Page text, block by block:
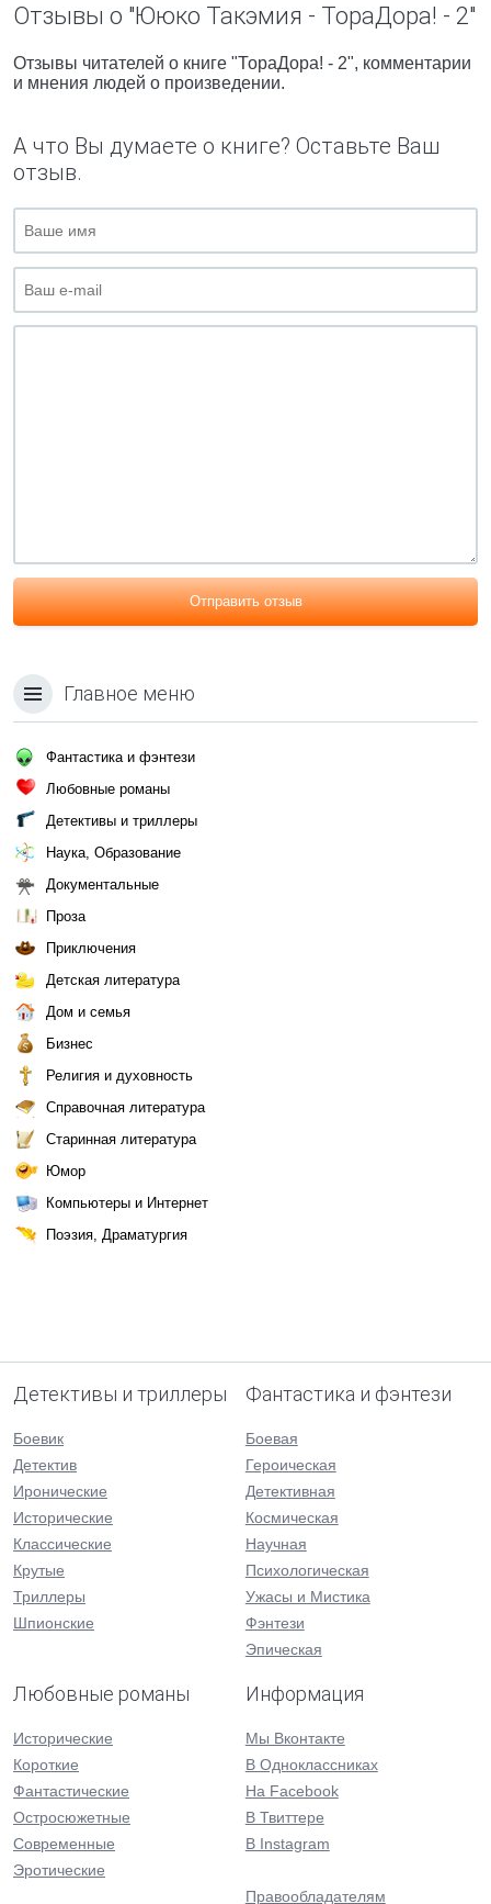
Отзывы о "Ююко Такэмия - ТораДора! - 2"
Отзывы читателей о книге "ТораДора! - 2", комментарии
и мнения людей о произведении.
А что Вы думаете о книге? Оставьте Ваш
отзыв.
Отправить отзыв
Главное меню
Фантастика и фэнтези
Любовные романы
Детективы и триллеры
Наука, Образование
Документальные
Проза
Приключения
Детская литература
Дом и семья
Бизнес
Религия и духовность
Справочная литература
Старинная литература
Юмор
Компьютеры и Интернет
Поэзия, Драматургия
Детективы и триллеры
Боевик
Детектив
Иронические
Исторические
Классические
Крутые
Триллеры
Шпионские
Фантастика и фэнтези
Боевая
Героическая
Детективная
Космическая
Научная
Психологическая
Ужасы и Мистика
Фэнтези
Эпическая
Любовные романы
Исторические
Короткие
Фантастические
Остросюжетные
Современные
Эротические
Информация
Мы Вконтакте
В Одноклассниках
На Facebook
В Твиттере
В Instagram
Правообладателям